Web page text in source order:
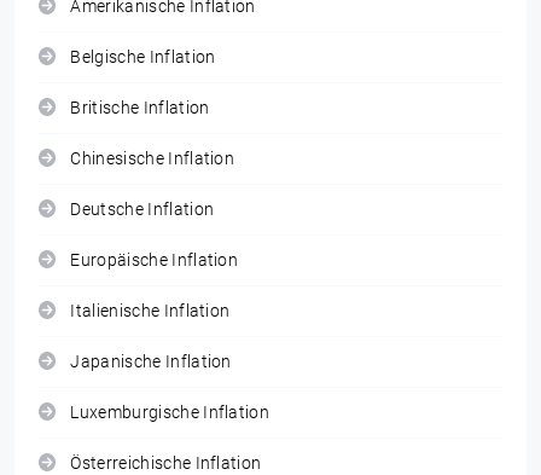
Amerikanische Inflation
Belgische Inflation
Britische Inflation
Chinesische Inflation
Deutsche Inflation
Europäische Inflation
Italienische Inflation
Japanische Inflation
Luxemburgische Inflation
Österreichische Inflation